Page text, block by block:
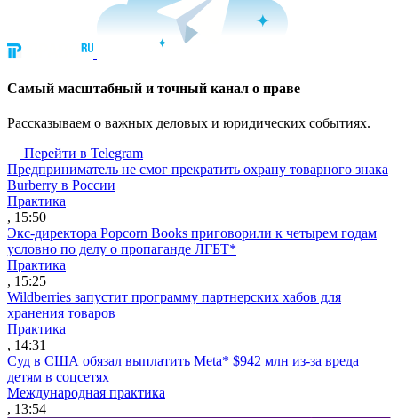
Cамый масштабный и точный канал о праве
Рассказываем о важных деловых и юридических событиях.
Перейти в Telegram
Предприниматель не смог прекратить охрану товарного знака
Burberry в России
Практика
, 15:50
Экс-директора Popcorn Books приговорили к четырем годам
условно по делу о пропаганде ЛГБТ*
Практика
, 15:25
Wildberries запустит программу партнерских хабов для
хранения товаров
Практика
, 14:31
Суд в США обязал выплатить Meta* $942 млн из-за вреда
детям в соцсетях
Международная практика
, 13:54